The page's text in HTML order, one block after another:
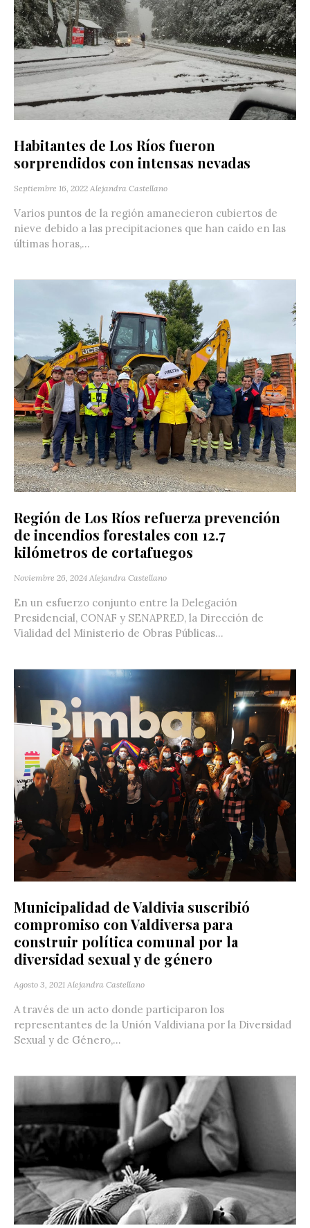
Habitantes de Los Ríos fueron
sorprendidos con intensas nevadas
Septiembre 16, 2022 Alejandra Castellano
Varios puntos de la región amanecieron cubiertos de
nieve debido a las precipitaciones que han caído en las
últimas horas,...
Región de Los Ríos refuerza prevención
de incendios forestales con 12.7
kilómetros de cortafuegos
Noviembre 26, 2024 Alejandra Castellano
En un esfuerzo conjunto entre la Delegación
Presidencial, CONAF y SENAPRED, la Dirección de
Vialidad del Ministerio de Obras Públicas...
Municipalidad de Valdivia suscribió
compromiso con Valdiversa para
construir política comunal por la
diversidad sexual y de género
Agosto 3, 2021 Alejandra Castellano
A través de un acto donde participaron los
representantes de la Unión Valdiviana por la Diversidad
Sexual y de Género,...